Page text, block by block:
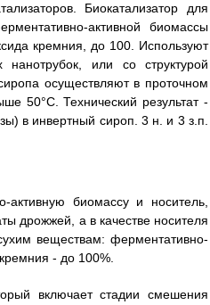
Биокатализатор для
активной биомассы
кремния, до 100. Используют
нанотрубок, или со структурой
осуществляют в проточном
50°C. Технический результат -
в инвертный сироп. 3 н. и 3 з.п.
биомассу и носитель,
дрожжей, а в качестве носителя
веществам: ферментативно-
- до 100%.
включает стадии смешения